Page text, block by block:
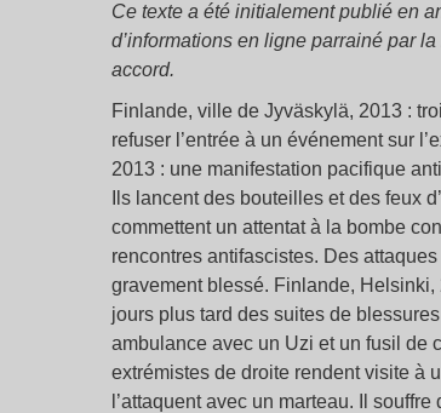
Ce texte a été initialement publié en
d’informations en ligne parrainé par
accord.
Finlande, ville de Jyväskylä, 2013 :
refuser l’entrée à un événement sur
2013 : une manifestation pacifique
Ils lancent des bouteilles et des feux
commettent un attentat à la bombe
rencontres antifascistes. Des
gravement blessé. Finlande,
jours plus tard des suites de
ambulance avec un Uzi et un fusil de
extrémistes de droite rendent visite à
l’attaquent avec un marteau. Il